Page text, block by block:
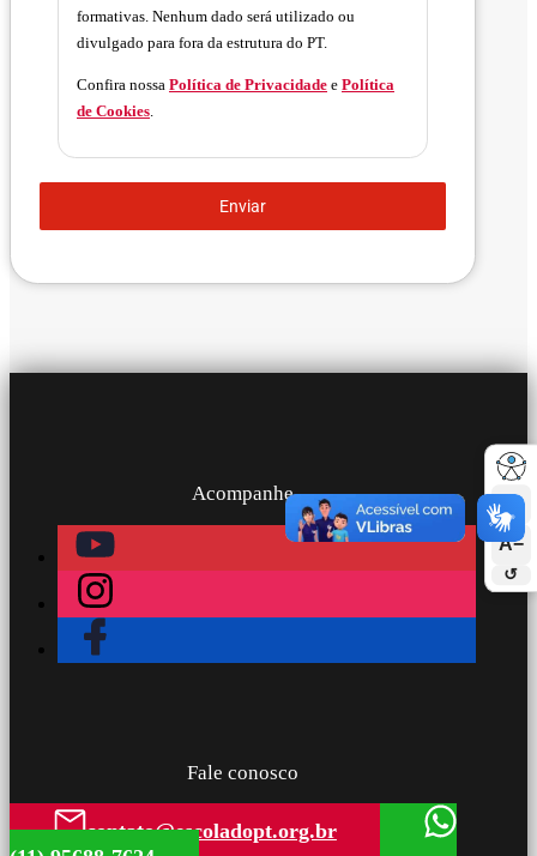
formativas. Nenhum dado será utilizado ou
divulgado para fora da estrutura do PT.
Confira nossa Política de Privacidade e Política
de Cookies
Enviar
Acompanhe
Fale conosco
contato@escoladopt.org.br
A+
A−
↺